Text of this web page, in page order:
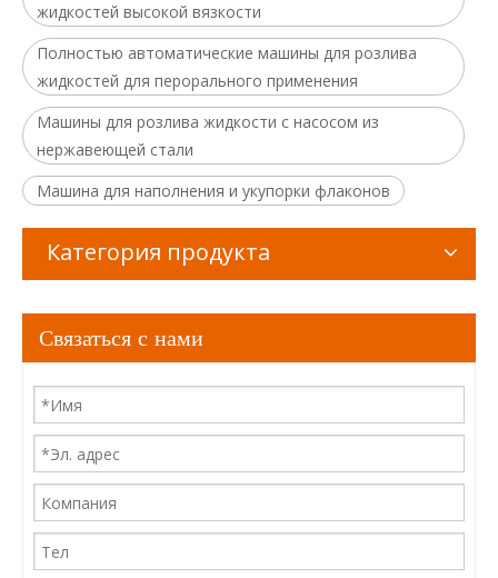
жидкостей высокой вязкости
Полностью автоматические машины для розлива
жидкостей для перорального применения
Машины для розлива жидкости с насосом из
нержавеющей стали
Машина для наполнения и укупорки флаконов
Категория продукта
Связаться с нами